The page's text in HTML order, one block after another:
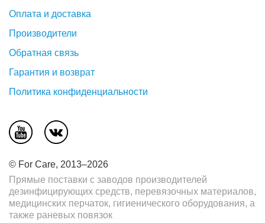
© For Care, 2013–2026
Прямые поставки с заводов производителей
дезинфицирующих средств, перевязочных материалов,
медицинских перчаток, гигиенического оборудования, а
также раневых повязок
Оплата и доставка
Производители
Обратная связь
Гарантия и возврат
Политика конфиденциальности